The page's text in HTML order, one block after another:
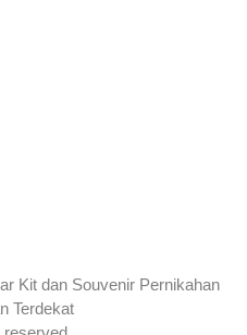
Kit dan Souvenir Pernikahan
Terdekat